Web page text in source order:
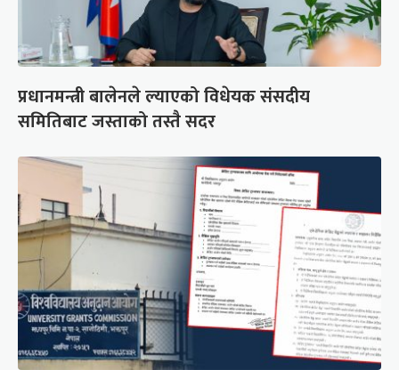
प्रधानमन्त्री बालेनले ल्याएको विधेयक संसदीय
समितिबाट जस्ताको तस्तै सदर